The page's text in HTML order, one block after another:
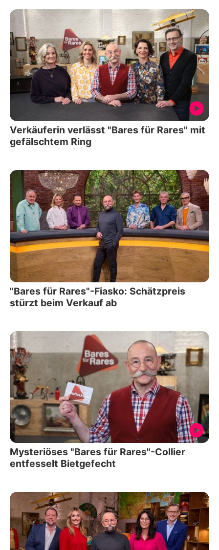
Verkäuferin verlässt "Bares für Rares" mit
gefälschtem Ring
"Bares für Rares"-Fiasko: Schätzpreis
stürzt beim Verkauf ab
Mysteriöses "Bares für Rares"-Collier
entfesselt Bietgefecht